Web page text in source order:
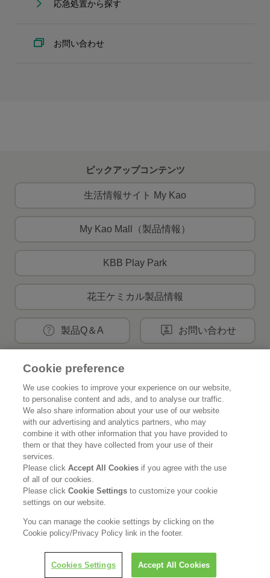
応急処置から探す
お問い合わせ
ピックアップコンテンツ
生活情報サイト My Kao
My Kao Mall（製品情報）
KBB Play Park
花王ケミカル製品情報
製品Q＆A お問い合わせ
Home 花王について
サステナビリティ イノベーション
ブランド
ニュースルーム 採用情報
Cookie preference
We use cookies to improve your experience on our website,
to personalise content and ads, and to analyse our traffic.
We also share information about your use of our website
with our advertising and analytics partners, who may
combine it with other information that you have provided to
them or that they have collected from your use of their
services.
Please clickAccept All Cookies if you agree with the use
of all of our cookies.
Please clickCookie Settingsto customize your cookie
settings on our website.
You can manage the cookie settings by clicking on the
Cookie policy/Privacy Policy link in the footer.
Cookies Settings Accept All Cookies